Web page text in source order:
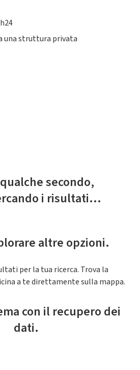
una struttura privata
secondo,
i risultati...
altre opzioni.
per la tua ricerca. Trova la
a te direttamente sulla mappa.
con il recupero dei
dati.